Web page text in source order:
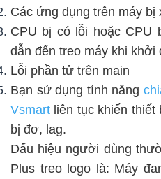
Các ứng dụng trên máy bị
CPU bị có lỗi hoặc CPU
dẫn đến treo máy khi khởi
Lỗi phần tử trên main
Bạn sử dụng tính năng
Vsmart liên tục khiến thiết
bị đơ, lag.
Dấu hiệu người dùng
Plus treo logo là: Máy